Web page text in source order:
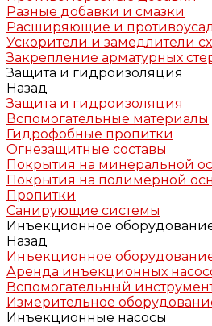
Разные добавки и смазки
Расширяющие и
Ускорители и замедлители
Закрепление арматурных
Защита и гидроизоляция
Назад
Защита и гидроизоляция
Вспомогательные материалы
Гидрофобные пропитки
Огнезащитные составы
Покрытия на минеральной
Покрытия на полимерной
Пропитки
Санирующие системы
Инъекционное
Назад
Инъекционное
Аренда инъекционных
Вспомогательный
Измерительное
Инъекционные насосы